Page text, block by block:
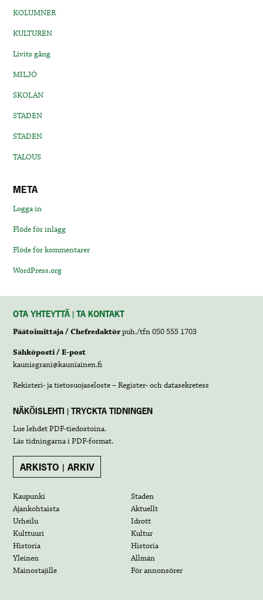
KOLUMNER
KULTUREN
Livits gång
MILJÖ
SKOLAN
STADEN
STADEN
TALOUS
META
Logga in
Flöde för inlägg
Flöde för kommentarer
WordPress.org
OTA YHTEYTTÄ | TA KONTAKT
Päätoimittaja / Chefredaktörpuh./tfn 050 555 1703
Sähköposti / E-post
kaunisgrani@kauniainen.fi
Rekisteri- ja tietosuojaseloste – Register- och datasekretess
NÄKÖISLEHTI | TRYCKTA TIDNINGEN
Lue lehdetPDF-tiedostoina.
Läs tidningarna iPDF-format.
ARKISTO | ARKIV
Kaupunki
Staden
Ajankohtaista
Aktuellt
Urheilu
Idrott
Kulttuuri
Kultur
Historia
Historia
Yleinen
Allmän
Mainostajille
För annonsörer